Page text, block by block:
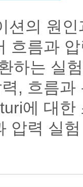
의 원
흐름과
하는 실
, 흐름과
에 대한
압력 실험